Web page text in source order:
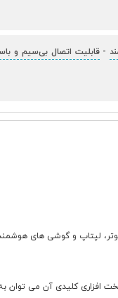
-قابلیت اتصال بی‌سیم و
عنکبوتی، یک کنترلر جذاب و چندمنظوره است که نه تنها برای